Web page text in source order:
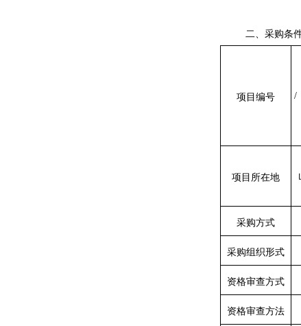
二、采购条
项目编号 /
项目所在地
采购方式
采购组织形式
资格审查方式
资格审查方法